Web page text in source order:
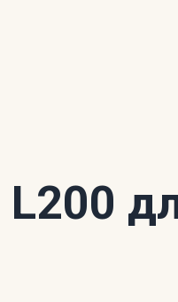
L200